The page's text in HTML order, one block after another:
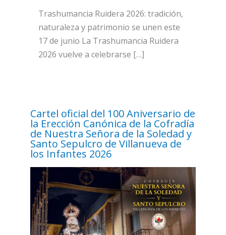
Trashumancia Ruidera 2026: tradición,
naturaleza y patrimonio se unen este
17 de junio La Trashumancia Ruidera
2026 vuelve a celebrarse […]
Cartel oficial del 100 Aniversario de
la Erección Canónica de la Cofradía
de Nuestra Señora de la Soledad y
Santo Sepulcro de Villanueva de
los Infantes 2026